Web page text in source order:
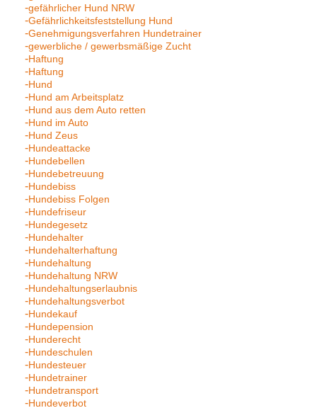
gefährlicher Hund NRW
Gefährlichkeitsfeststellung Hund
Genehmigungsverfahren Hundetrainer
gewerbliche / gewerbsmäßige Zucht
Haftung
Haftung
Hund
Hund am Arbeitsplatz
Hund aus dem Auto retten
Hund im Auto
Hund Zeus
Hundeattacke
Hundebellen
Hundebetreuung
Hundebiss
Hundebiss Folgen
Hundefriseur
Hundegesetz
Hundehalter
Hundehalterhaftung
Hundehaltung
Hundehaltung NRW
Hundehaltungserlaubnis
Hundehaltungsverbot
Hundekauf
Hundepension
Hunderecht
Hundeschulen
Hundesteuer
Hundetrainer
Hundetransport
Hundeverbot